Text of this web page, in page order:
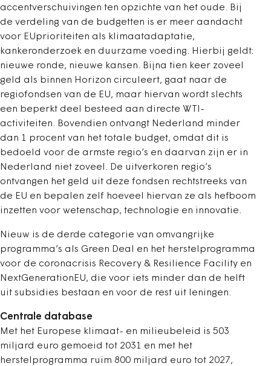
accentverschuivingen ten opzichte van het oude. Bij
de verdeling van de budgetten is er meer aandacht
voor EUprioriteiten als klimaatadaptatie,
kankeronderzoek en duurzame voeding. Hierbij geldt:
nieuwe ronde, nieuwe kansen. Bijna tien keer zoveel
geld als binnen Horizon circuleert, gaat naar de
regiofondsen van de EU, maar hiervan wordt slechts
een beperkt deel besteed aan directe WTI-
activiteiten. Bovendien ontvangt Nederland minder
dan 1 procent van het totale budget, omdat dit is
bedoeld voor de armste regio’s en daarvan zijn er in
Nederland niet zoveel. De uitverkoren regio’s
ontvangen het geld uit deze fondsen rechtstreeks van
de EU en bepalen zelf hoeveel hiervan ze als hefboom
inzetten voor wetenschap, technologie en innovatie.
Nieuw is de derde categorie van omvangrijke
programma’s als Green Deal en het herstelprogramma
voor de coronacrisis Recovery & Resilience Facility en
NextGenerationEU, die voor iets minder dan de helft
uit subsidies bestaan en voor de rest uit leningen.
Centrale database
Met het Europese klimaat- en milieubeleid is 503
miljard euro gemoeid tot 2031 en met het
herstelprogramma ruim 800 miljard euro tot 2027,